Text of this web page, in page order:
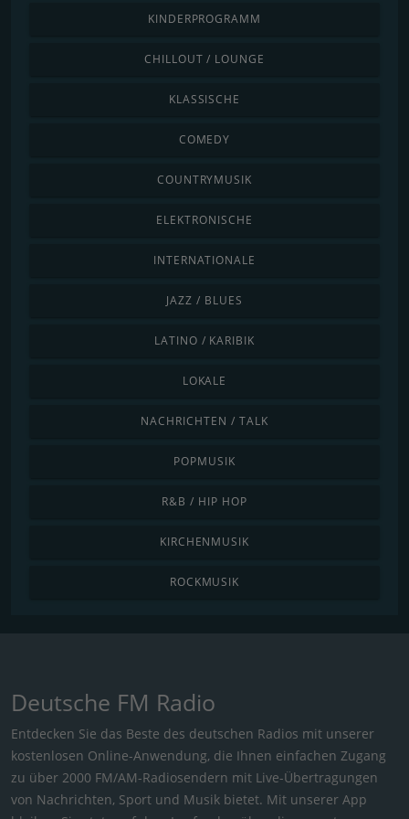
KINDERPROGRAMM
CHILLOUT / LOUNGE
KLASSISCHE
COMEDY
COUNTRYMUSIK
ELEKTRONISCHE
INTERNATIONALE
JAZZ / BLUES
LATINO / KARIBIK
LOKALE
NACHRICHTEN / TALK
POPMUSIK
R&B / HIP HOP
KIRCHENMUSIK
ROCKMUSIK
Deutsche FM Radio
Entdecken Sie das Beste des deutschen Radios mit unserer
kostenlosen Online-Anwendung, die Ihnen einfachen Zugang
zu über 2000 FM/AM-Radiosendern mit Live-Übertragungen
von Nachrichten, Sport und Musik bietet. Mit unserer App